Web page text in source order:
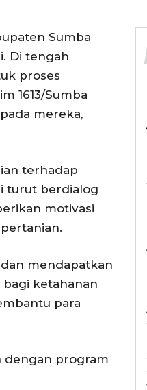
Sumba
Di tengah
proses
1613/Sumba
mereka,
terhadap
turut berdialog
motivasi
mendapatkan
ketahanan
para
dengan program